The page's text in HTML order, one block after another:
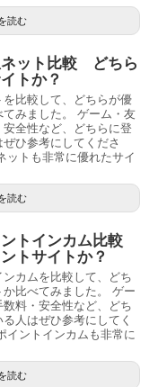
読む
ネット比較 どちら
トか？
比較して、どちらが優
みました。 ゲーム・友
全性など、どちらに登
ひ参考にしてくださ
ットも非常に優れたサイ
読む
トインカム比較
トサイトか？
カムを比較して、どち
比べてみました。 ゲー
料・安全性など、どち
人はぜひ参考にしてく
イントインカムも非常に
読む